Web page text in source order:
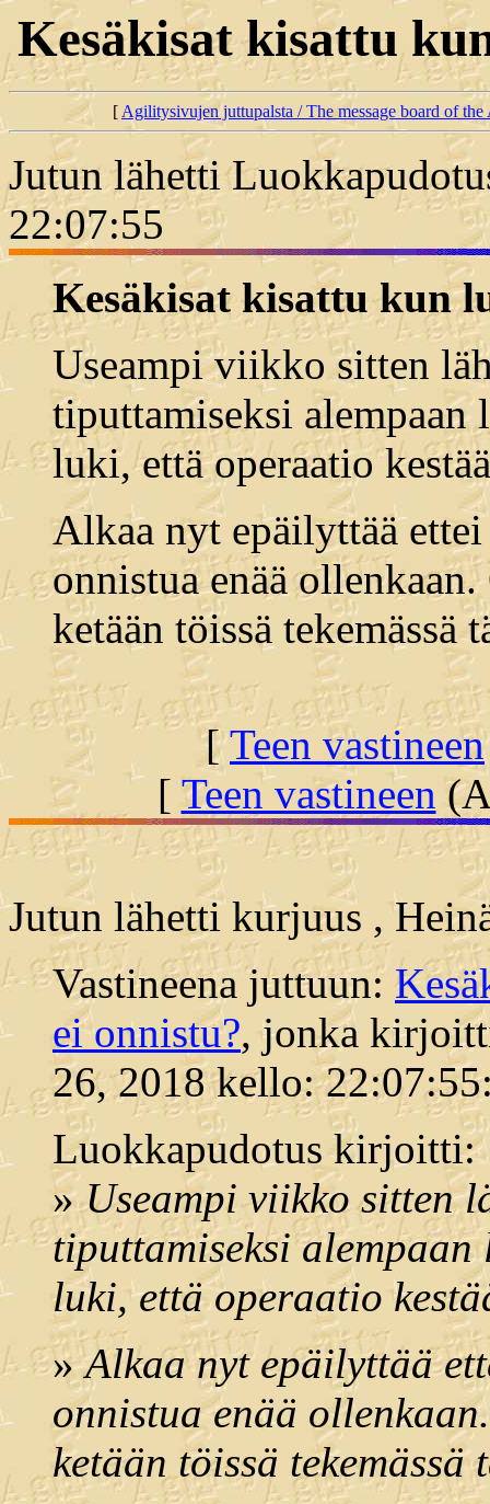
Kesäkisat kisattu
[Agilitysivujen juttupalsta / The message board of
Jutun lähetti
22:07:55
Kesäkisat kisattu kun
Useampi viikko sitten
tiputtamiseksi alempaan
luki, että operaatio
Alkaa nyt epäilyttää
onnistua enää
ketään töissä
[Teen vastineen
[ Teen vastineen
Jutun lähetti kurjuus ,
Vastineena juttuun:
ei onnistu?, jonka
26, 2018 kello:
Luokkapudotus kirjoitti:
»Useampi viikko sitten
tiputtamiseksi
luki, että operaatio
»Alkaa nyt epäilyttää
onnistua enää
ketään töissä